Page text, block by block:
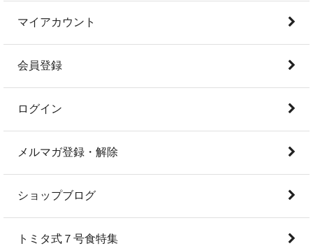
マイアカウント
会員登録
ログイン
メルマガ登録・解除
ショップブログ
トミタ式７号食特集